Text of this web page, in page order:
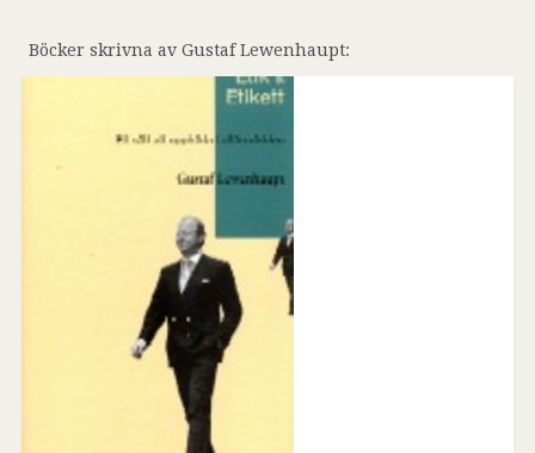
Böcker skrivna av Gustaf Lewenhaupt: